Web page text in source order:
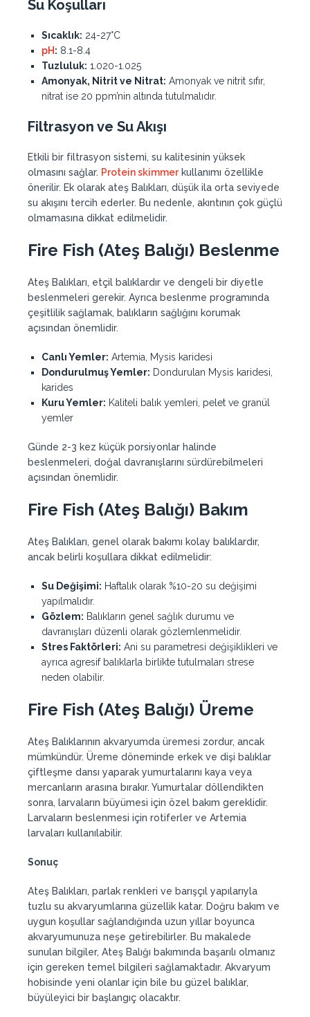
Su Koşulları
Sıcaklık: 24-27°C
pH: 8.1-8.4
Tuzluluk: 1.020-1.025
Amonyak, Nitrit ve Nitrat: Amonyak ve nitrit sıfır,
nitrat ise 20 ppm’nin altında tutulmalıdır.
Filtrasyon ve Su Akışı
Etkili bir filtrasyon sistemi, su kalitesinin yüksek
olmasını sağlar. Protein skimmerkullanımı özellikle
önerilir. Ek olarak ateş Balıkları, düşük ila orta seviyede
su akışını tercih ederler. Bu nedenle, akıntının çok güçlü
olmamasına dikkat edilmelidir.
Fire Fish (Ateş Balığı) Beslenme
Ateş Balıkları, etçil balıklardır ve dengeli bir diyetle
beslenmeleri gerekir. Ayrıca beslenme programında
çeşitlilik sağlamak, balıkların sağlığını korumak
açısından önemlidir.
Canlı Yemler: Artemia, Mysis karidesi
Dondurulmuş Yemler: Dondurulan Mysis karidesi,
karides
Kuru Yemler: Kaliteli balık yemleri, pelet ve granül
yemler
Günde 2-3 kez küçük porsiyonlar halinde
beslenmeleri, doğal davranışlarını sürdürebilmeleri
açısından önemlidir.
Fire Fish (Ateş Balığı) Bakım
Ateş Balıkları, genel olarak bakımı kolay balıklardır,
ancak belirli koşullara dikkat edilmelidir:
Su Değişimi: Haftalık olarak %10-20 su değişimi
yapılmalıdır.
Gözlem: Balıkların genel sağlık durumu ve
davranışları düzenli olarak gözlemlenmelidir.
Stres Faktörleri: Ani su parametresi değişiklikleri ve
ayrıca agresif balıklarla birlikte tutulmaları strese
neden olabilir.
Fire Fish (Ateş Balığı) Üreme
Ateş Balıklarının akvaryumda üremesi zordur, ancak
mümkündür. Üreme döneminde erkek ve dişi balıklar
çiftleşme dansı yaparak yumurtalarını kaya veya
mercanların arasına bırakır. Yumurtalar döllendikten
sonra, larvaların büyümesi için özel bakım gereklidir.
Larvaların beslenmesi için rotiferler ve Artemia
larvaları kullanılabilir.
Sonuç
Ateş Balıkları, parlak renkleri ve barışçıl yapılarıyla
tuzlu su akvaryumlarına güzellik katar. Doğru bakım ve
uygun koşullar sağlandığında uzun yıllar boyunca
akvaryumunuza neşe getirebilirler. Bu makalede
sunulan bilgiler, Ateş Balığı bakımında başarılı olmanız
için gereken temel bilgileri sağlamaktadır. Akvaryum
hobisinde yeni olanlar için bile bu güzel balıklar,
büyüleyici bir başlangıç olacaktır.